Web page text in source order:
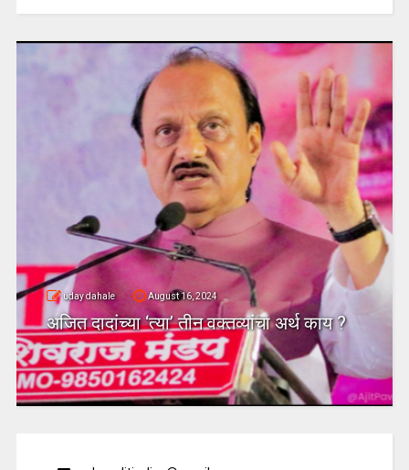
uday dahale August 16, 2024
अजित दादांच्या ‘त्या’ तीन वक्तव्यांचा अर्थ काय ?